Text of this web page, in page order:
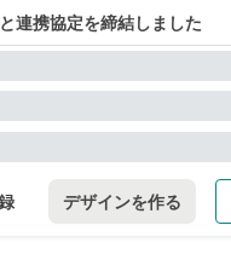
連携協定を締結しました
デザインを作る